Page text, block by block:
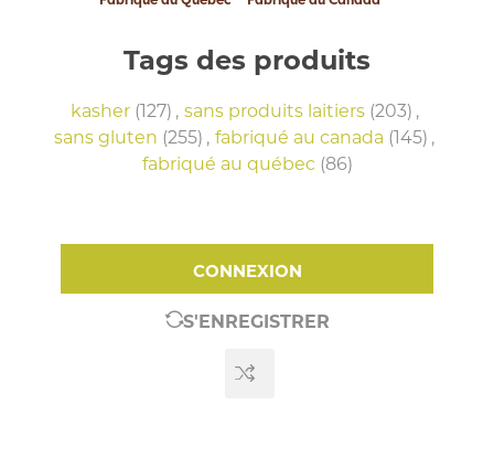
Tags des produits
kasher (127) , sans produits laitiers (203) ,
sans gluten (255) , fabriqué au canada (145) ,
fabriqué au québec (86)
CONNEXION
S'ENREGISTRER